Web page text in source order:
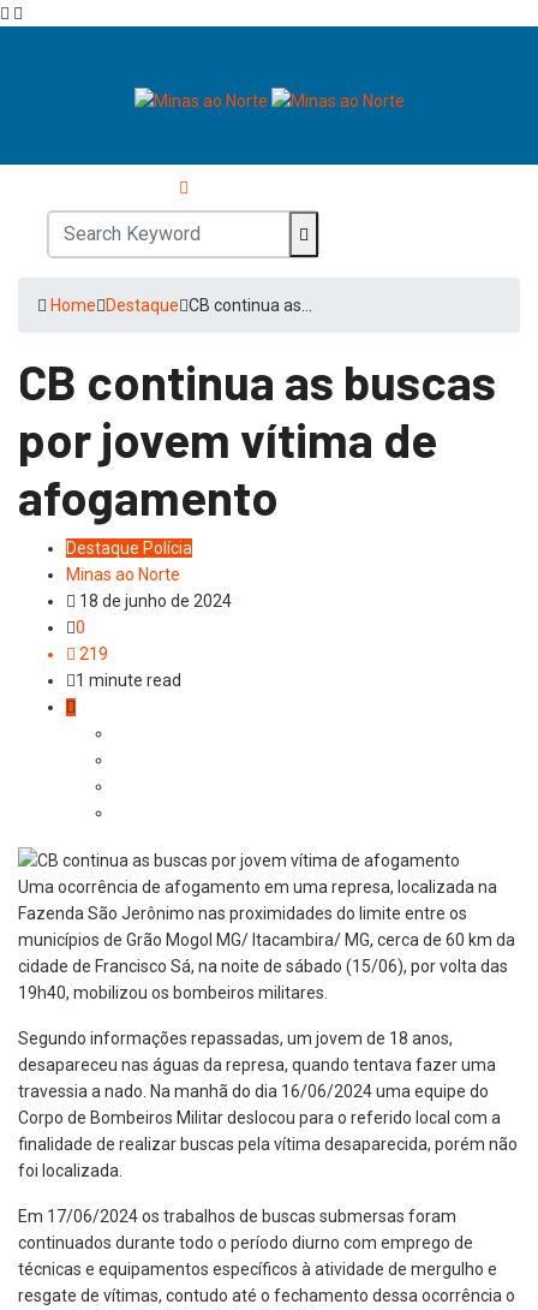
Home Destaque CB continua as…
CB continua as buscas
por jovem vítima de
afogamento
Destaque Polícia
Minas ao Norte
18 de junho de 2024
0
219
1 minute read
Uma ocorrência de afogamento em uma represa, localizada na
Fazenda São Jerônimo nas proximidades do limite entre os
municípios de Grão Mogol MG/ Itacambira/ MG, cerca de 60 km da
cidade de Francisco Sá, na noite de sábado (15/06), por volta das
19h40, mobilizou os bombeiros militares.
Segundo informações repassadas, um jovem de 18 anos,
desapareceu nas águas da represa, quando tentava fazer uma
travessia a nado. Na manhã do dia 16/06/2024 uma equipe do
Corpo de Bombeiros Militar deslocou para o referido local com a
finalidade de realizar buscas pela vítima desaparecida, porém não
foi localizada.
Em 17/06/2024 os trabalhos de buscas submersas foram
continuados durante todo o período diurno com emprego de
técnicas e equipamentos específicos à atividade de mergulho e
resgate de vítimas, contudo até o fechamento dessa ocorrência o